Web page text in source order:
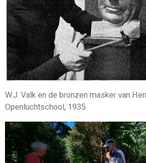
W.J. Valk en de bronzen masker van
Openluchtschool, 1935